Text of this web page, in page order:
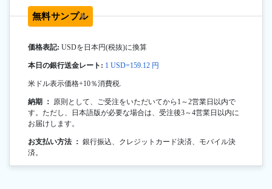
無料サンプル
価格表記: USDを日本円(税抜)に換算
本日の銀行送金レート: 1 USD=159.12 円
米ドル表示価格+10％消費税.
納期 ： 原則として、ご受注をいただいてから1～2営業日以内で
す。ただし、日本語版が必要な場合は、受注後3～4営業日以内に
お届けします。
お支払い方法 ： 銀行振込、クレジットカード決済、モバイル決
済。